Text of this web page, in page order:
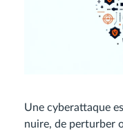
Une cyberattaque
nuire, de perturber